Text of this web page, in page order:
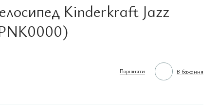
Kinderkraft Jazz
Порівняти В бажання